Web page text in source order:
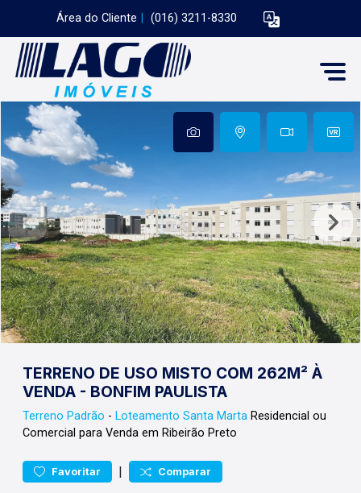
Área do Cliente (016) 3211-8330
TERRENO DE USO MISTO COM 262M² À
VENDA - BONFIM PAULISTA
Terreno Padrão - Loteamento Santa Marta Residencial ou
Comercial para Venda em Ribeirão Preto
Favoritar | Comparar